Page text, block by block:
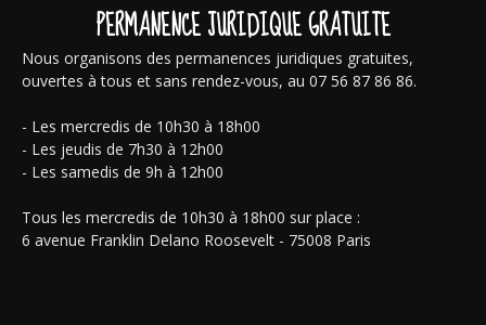
PERMANENCE JURIDIQUE GRATUITE
Nous organisons des permanences juridiques gratuites,
ouvertes à tous et sans rendez-vous, au 07 56 87 86 86.
- Les mercredis de 10h30 à 18h00
- Les jeudis de 7h30 à 12h00
- Les samedis de 9h à 12h00
Tous les mercredis de 10h30 à 18h00 sur place :
6 avenue Franklin Delano Roosevelt - 75008 Paris